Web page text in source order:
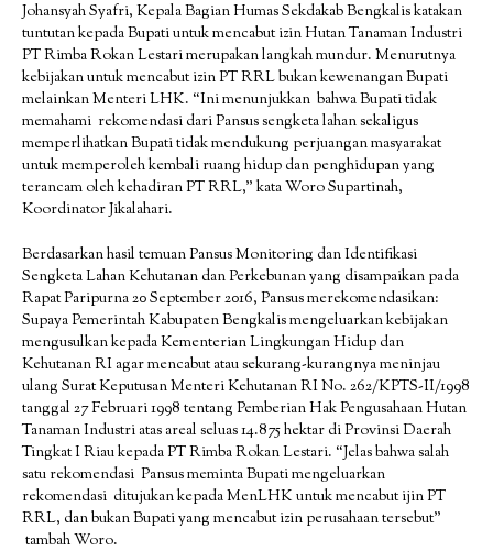
Johansyah Syafri, Kepala Bagian Humas Sekdakab Bengkalis katakan
tuntutan kepada Bupati untuk mencabut izin Hutan Tanaman Industri
PT Rimba Rokan Lestari merupakan langkah mundur. Menurutnya
kebijakan untuk mencabut izin PT RRL bukan kewenangan Bupati
melainkan Menteri LHK. “Ini menunjukkan bahwa Bupati tidak
memahami rekomendasi dari Pansus sengketa lahan sekaligus
memperlihatkan Bupati tidak mendukung perjuangan masyarakat
untuk memperoleh kembali ruang hidup dan penghidupan yang
terancam oleh kehadiran PT RRL,” kata Woro Supartinah,
Koordinator Jikalahari.
Berdasarkan hasil temuan Pansus Monitoring dan Identifikasi
Sengketa Lahan Kehutanan dan Perkebunan yang disampaikan pada
Rapat Paripurna 20 September 2016, Pansus merekomendasikan:
Supaya Pemerintah Kabupaten Bengkalis mengeluarkan kebijakan
mengusulkan kepada Kementerian Lingkungan Hidup dan
Kehutanan RI agar mencabut atau sekurang-kurangnya meninjau
ulang Surat Keputusan Menteri Kehutanan RI No. 262/KPTS-II/1998
tanggal 27 Februari 1998 tentang Pemberian Hak Pengusahaan Hutan
Tanaman Industri atas areal seluas 14.875 hektar di Provinsi Daerah
Tingkat I Riau kepada PT Rimba Rokan Lestari. “Jelas bahwa salah
satu rekomendasi Pansus meminta Bupati mengeluarkan
rekomendasi ditujukan kepada MenLHK untuk mencabut ijin PT
RRL, dan bukan Bupati yang mencabut izin perusahaan tersebut”
tambah Woro.